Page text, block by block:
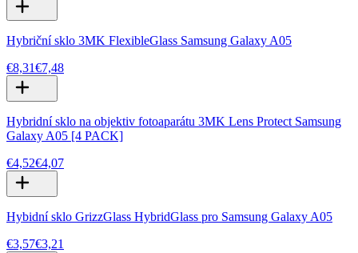
Hybriční sklo 3MK FlexibleGlass Samsung Galaxy A05
€8,31€7,48
Hybridní sklo na objektiv fotoaparátu 3MK Lens Protect Samsung
Galaxy A05 [4 PACK]
€4,52€4,07
Hybidní sklo GrizzGlass HybridGlass pro Samsung Galaxy A05
€3,57€3,21